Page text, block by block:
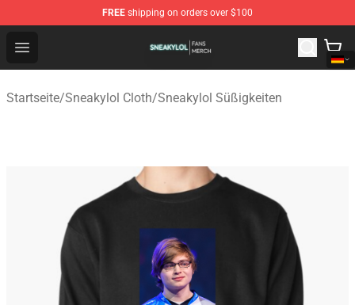
FREE shipping on orders over $100
Open menu
Sneakylol Shop - Official Sneakylol Merchandise Store
Startseite/Sneakylol Cloth/Sneakylol Süßigkeiten